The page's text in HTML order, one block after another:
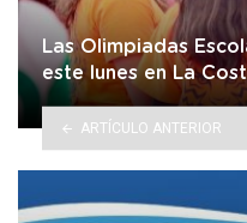
Las Olimpiadas
este lunes en La
ARTÍCULO ANTERIOR